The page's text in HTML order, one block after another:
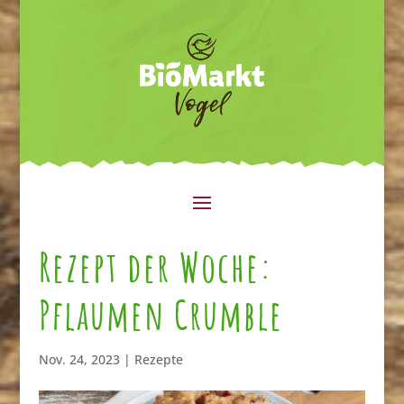
Rezept der Woche:
Pflaumen Crumble
Nov. 24, 2023| Rezepte